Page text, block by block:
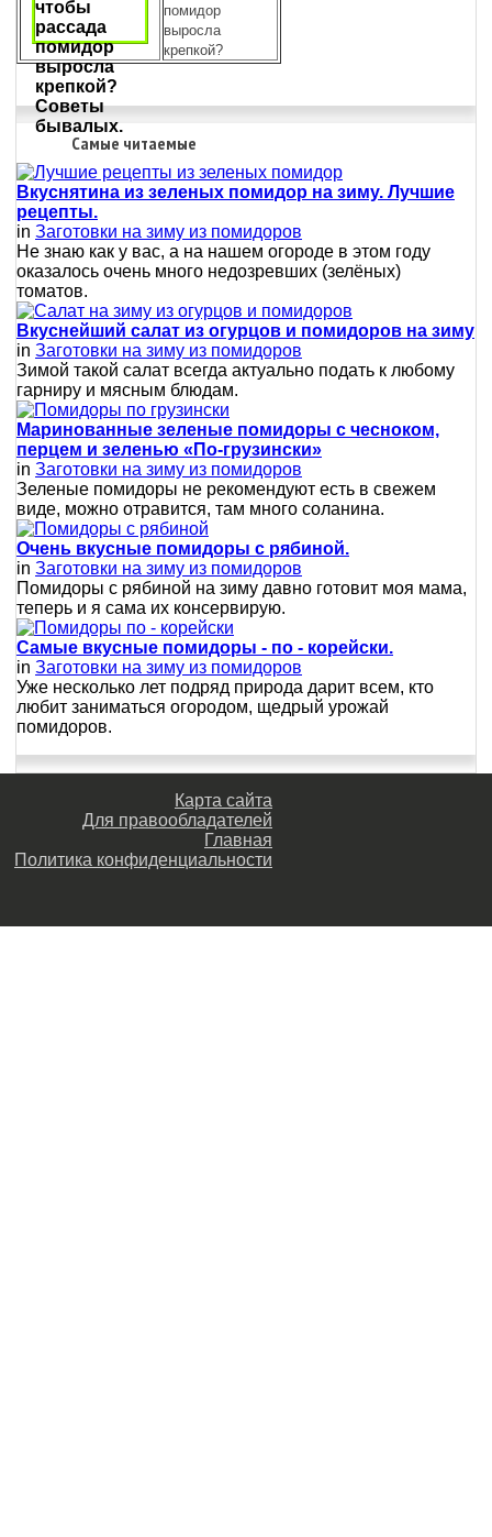
помидор
выросла
крепкой?
Самые читаемые
Вкуснятина из зеленых помидор на зиму. Лучшие
рецепты.
in Заготовки на зиму из помидоров
Не знаю как у вас, а на нашем огороде в этом году
оказалось очень много недозревших (зелёных)
томатов.
Вкуснейший салат из огурцов и помидоров на зиму
in Заготовки на зиму из помидоров
Зимой такой салат всегда актуально подать к любому
гарниру и мясным блюдам.
Маринованные зеленые помидоры с чесноком,
перцем и зеленью «По-грузински»
in Заготовки на зиму из помидоров
Зеленые помидоры не рекомендуют есть в свежем
виде, можно отравится, там много соланина.
Очень вкусные помидоры с рябиной.
in Заготовки на зиму из помидоров
Помидоры с рябиной на зиму давно готовит моя мама,
теперь и я сама их консервирую.
Самые вкусные помидоры - по - корейски.
in Заготовки на зиму из помидоров
Уже несколько лет подряд природа дарит всем, кто
любит заниматься огородом, щедрый урожай
помидоров.
Карта сайта
Для правообладателей
Главная
Политика конфиденциальности